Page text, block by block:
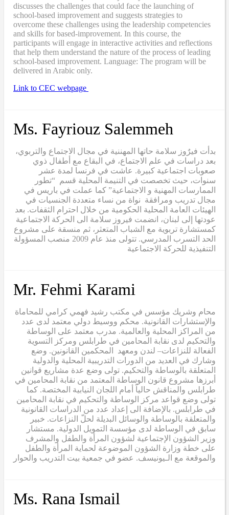
discusses the challenges that could face the launching of
school-based improvement and suggests strategies to
overcome these challenges using the leadership competencies
and skills for based-improvement. In this course, the
participants will engage in interactive activities and reflections
that help them understand the nature of the process of leading
school-based improvement. Language: The program will be
delivered in Arabic only.
Link to CEC webpage
Ms. Fayriouz Salemmeh
بدأت فيرٌوز سلامة حاتها المهننية في مجال الاجتماع والتربوي،
بعد دراسات في علم الاجتماع، في البقاع مع أطفال ذوي
صعوبات اجتماعية كبيرة. عاشت في فرنسا لمدة عشر
سنوات، حيث تخصصت في التنيمة المحلية قسم “تطور
الممارسات المهنية و الاجتماعية” كما عملت في باريس في
مجال تدريب ومرافقة نواة من نساء متعددة الجنسيات في
الهيئات العامة المحلية الحكومية من خلال احترام الثقفات. بعد
عودتها إلى لبنان، انضمت فيروز سلامة الى الحركة الاجتماعية
كمستشارة تربوية مع الشباب المتعثر، ثم منسقة على مشروع
الحد التسرب المدرسي. تتولى منذ عام 2009 منصب المسؤولة
التنفيذية للحركة الاجتماعية
Mr. Fehmi Karami
محام وشريك مؤسس في مكتب رشيد فهمي كرامي للمحاماة
والإستشارات القانونية. محكم ووسيط دولي معتمد لدى عدد
من المراكز المحلية والعالمية. مدرب معتمد على الوساطة
والتحكيم لدى نقابة المحامين في طرابلس ومركز التسوية
الفعالة للنزاعات– لندن ومعهد المحكمين القانونين. وضع
وشارك في العديد من الدورات التدريبية المحلية والدولية
المتعلقة بالوساطة والتحكيم. تولى وضع عدة مشاريع قوانين
أبرزها مشروع قانون الوساطة المعتمد من نقابة المحامين في
طرابلس والمناقش حالياً أمام اللجان النيابية المختصة. كما
تولى وضع قواعد مركز الوساطة والتحكيم في نقابة المحامين
في طرابلس. بالإضافة الى إعداد عدد من الدراسات القانونية
والمتعلقة بالوساطة والوسائل البديلة لحلّ النزاعات. خبير
سابق في الوساطة لدى مؤسسة التمويل الدولية. مستشار
وزير الشؤون الإجتماعية لشؤون المرأة والطفل والمشرف
على خطة وزارة الشؤون الموضوعة لحماية المرأة والطفل
والموقعة مع الـيونيسف. عضو في جمعية بيت التدريب والحوار
Ms. Rana Ismail